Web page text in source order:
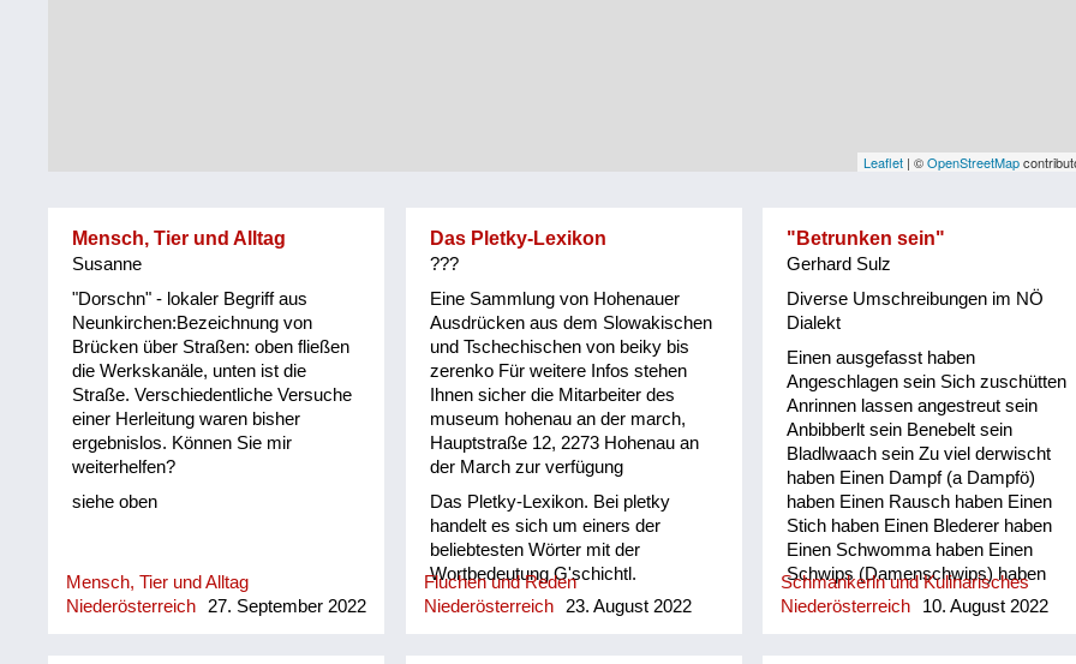
Leaflet | ©OpenStreetMap
Mensch, Tier und Alltag
Susanne
"Dorschn" - lokaler Begriff aus
Neunkirchen:Bezeichnung von
Brücken über Straßen: oben fließen
die Werkskanäle, unten ist die
Straße. Verschiedentliche Versuche
einer Herleitung waren bisher
ergebnislos. Können Sie mir
weiterhelfen?
siehe oben
Mensch, Tier und Alltag
Niederösterreich
27. September 2022
Das Pletky-Lexikon
???
Eine Sammlung von Hohenauer
Ausdrücken aus dem Slowakischen
und Tschechischen von beiky bis
zerenko Für weitere Infos stehen
Ihnen sicher die Mitarbeiter des
museum hohenau an der march,
Hauptstraße 12, 2273 Hohenau an
der March zur verfügung
Das Pletky-Lexikon. Bei pletky
handelt es sich um einers der
beliebtesten Wörter mit der
Wortbedeutung G'schichtl.
Fluchen und Reden
Niederösterreich
23. August 2022
"Betrunken sein"
Gerhard Sulz
Diverse Umschreibungen im NÖ
Dialekt
Einen ausgefasst haben
Angeschlagen sein Sich zuschütten
Anrinnen lassen angestreut sein
Anbibberlt sein Benebelt sein
Bladlwaach sein Zu viel derwischt
haben Einen Dampf (a Dampfö)
haben Einen Rausch haben Einen
Stich haben Einen Blederer haben
Einen Schwomma haben Einen
Schwips (Damenschwips) haben
Einen in der Krone haben Einen
Tampas haben Einen Surrer haben
Schmankerln und Kulinarisches
Niederösterreich
10. August 2022